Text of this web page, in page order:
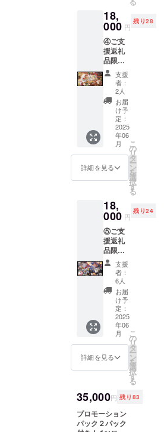
⑩は24
日のご
招待券
になり
ます。
ラスト
で、
カード
裏面の
デザイ
ンにも
なる予
定で
す。
18,
000 円
残り28
④ご支
援返礼
品限定
のプレ
イマッ
ト(猫
ちゃん
柄)・作
家直筆
サイン
入り か
わいい
猫ちゃ
んたち
が寛い
でいる
トで、
商品の
パック
のデザ
インに
もなる
予定で
す。
パック
のデザ
インは3
種あ
り、こ
ちらは
猫ちゃ
んたち
の柄に
ハトリ
先生の
直筆サ
イン入
支援
者：
2人
お届
け予
定：
2025
年06
月
詳細を見る
こ
の
リ
タ
ー
ン
を
選
択
す
る
18,
000 円
残り24
⑤ご支
援返礼
品限定
のプレ
イマッ
ト・
カード
裏面柄
猫ちゃ
んたち
が薄暗
い部屋
で計画
を話し
合って
いるよ
ラスト
で、
カード
裏面の
支援
者：
6人
お届
け予
定：
2025
年06
月
詳細を見る
こ
の
リ
タ
ー
ン
を
選
択
す
る
35,000円 残り83
プロモーション
パック２パック